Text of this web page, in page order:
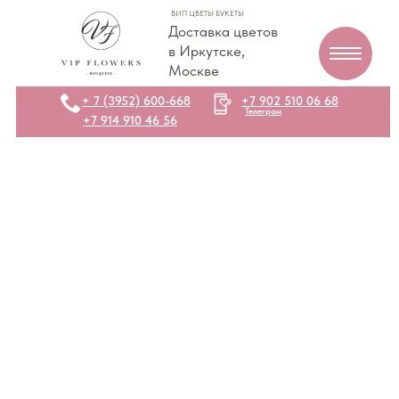
Доставка цветов
в Иркутске,
Москве
ВИП ЦВЕТЫ БУКЕТЫ
+7 914 910 46 56
+7 902 510 06 68
Телеграм
+ 7 (3952) 600-668